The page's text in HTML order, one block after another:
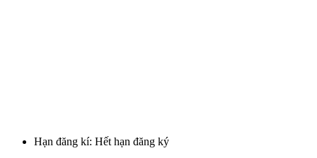
Hạn đăng kí: Hết hạn đăng ký